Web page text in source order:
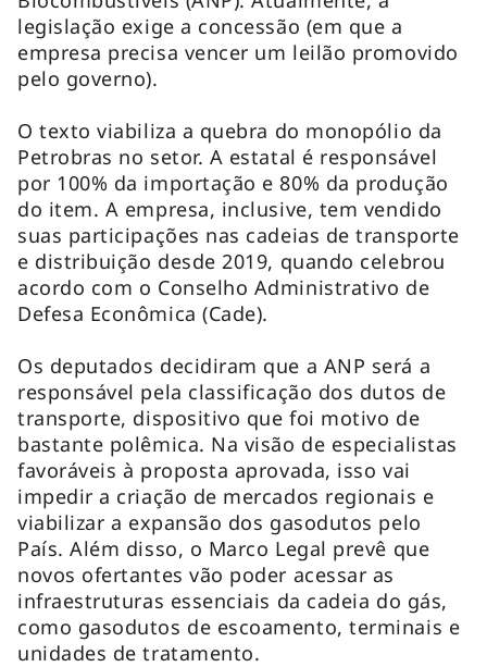
legislação exige a concessão (em que a
empresa precisa vencer um leilão promovido
pelo governo).
O texto viabiliza a quebra do monopólio da
Petrobras no setor. A estatal é responsável
por 100% da importação e 80% da produção
do item. A empresa, inclusive, tem vendido
suas participações nas cadeias de transporte
e distribuição desde 2019, quando celebrou
acordo com o Conselho Administrativo de
Defesa Econômica (Cade).
Os deputados decidiram que a ANP será a
responsável pela classificação dos dutos de
transporte, dispositivo que foi motivo de
bastante polêmica. Na visão de especialistas
favoráveis à proposta aprovada, isso vai
impedir a criação de mercados regionais e
viabilizar a expansão dos gasodutos pelo
País. Além disso, o Marco Legal prevê que
novos ofertantes vão poder acessar as
infraestruturas essenciais da cadeia do gás,
como gasodutos de escoamento, terminais e
unidades de tratamento.